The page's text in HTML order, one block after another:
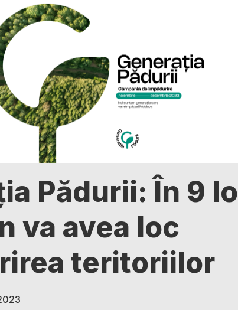
Pădurii: În 9
va avea loc
teritoriilor